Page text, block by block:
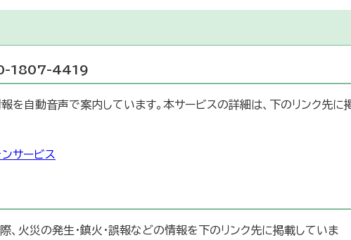
1807-4419
を自動音声で案内しています。本サービスの詳細は、下のリンク先に
サービス
、火災の発生・鎮火・誤報などの情報を下のリンク先に掲載していま